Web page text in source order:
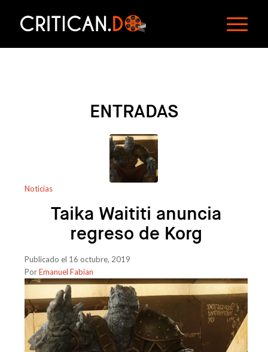
ENTRADAS
Noticias
Taika Waititi anuncia
regreso de Korg
Publicado el 16 octubre, 2019
PorEmanuel Fabian